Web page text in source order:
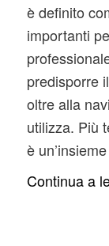
è definito
importanti
predisporre
oltre alla
utilizza. Più
è
Continua a